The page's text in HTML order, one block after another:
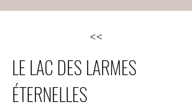
<<
LE LAC DES LARMES
ÉTERNELLES